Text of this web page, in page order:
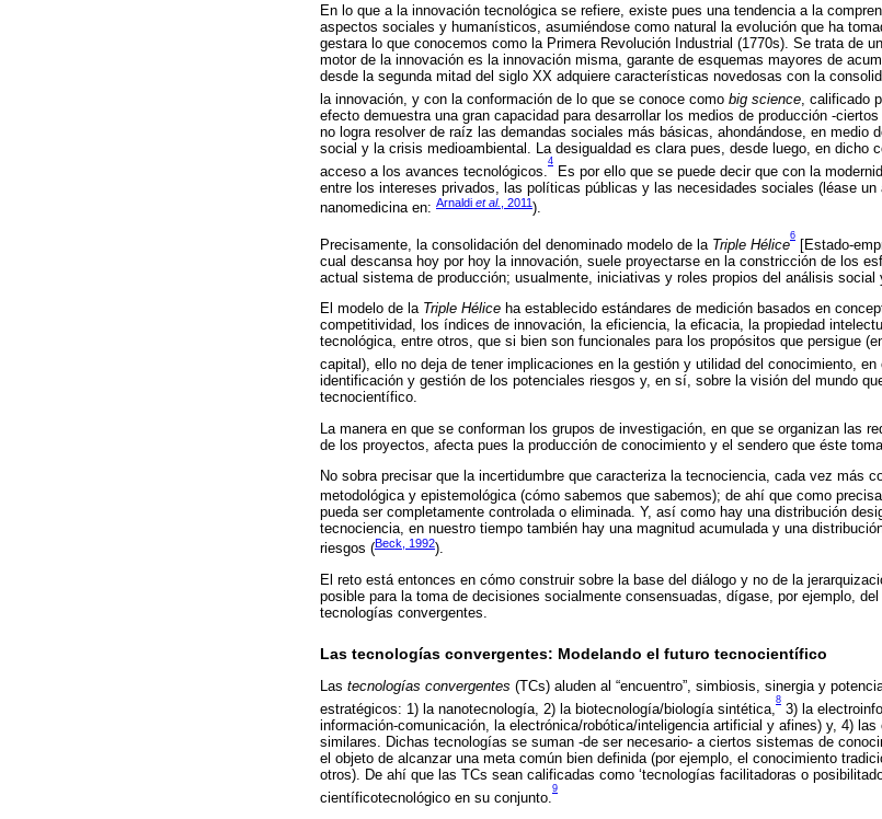
En lo que a la innovación tecnológica se refiere, existe pues una tendencia a la
aspectos sociales y humanísticos, asumiéndose como natural la evolución que ha
gestara lo que conocemos como la Primera Revolución Industrial (1770s). Se trata de
motor de la innovación es la innovación misma, garante de esquemas mayores de
desde la segunda mitad del siglo XX adquiere características novedosas con la
la innovación, y con la conformación de lo que se conoce como big science , calificado
efecto demuestra una gran capacidad para desarrollar los medios de producción -
no logra resolver de raíz las demandas sociales más básicas, ahondándose, en medio
social y la crisis medioambiental. La desigualdad es clara pues, desde luego, en dicho
acceso a los avances tecnológicos.
4
Es por ello que se puede decir que con la
entre los intereses privados, las políticas públicas y las necesidades sociales (léase
nanomedicina en: Arnaldi et al. , 2011).
Precisamente, la consolidación del denominado modelo de la Triple Hélice
6
[Estado-
cual descansa hoy por hoy la innovación, suele proyectarse en la constricción de los
actual sistema de producción; usualmente, iniciativas y roles propios del análisis social
El modelo de la Triple Hélice ha establecido estándares de medición basados en
competitividad, los índices de innovación, la eficiencia, la eficacia, la propiedad
tecnológica, entre otros, que si bien son funcionales para los propósitos que persigue
capital), ello no deja de tener implicaciones en la gestión y utilidad del conocimiento, en
identificación y gestión de los potenciales riesgos y, en sí, sobre la visión del mundo
tecnocientífico.
La manera en que se conforman los grupos de investigación, en que se organizan las
de los proyectos, afecta pues la producción de conocimiento y el sendero que éste
No sobra precisar que la incertidumbre que caracteriza la tecnociencia, cada vez más
metodológica y epistemológica (cómo sabemos que sabemos); de ahí que como
pueda ser completamente controlada o eliminada. Y, así como hay una distribución
tecnociencia, en nuestro tiempo también hay una magnitud acumulada y una
riesgos (Beck, 1992).
El reto está entonces en cómo construir sobre la base del diálogo y no de la
posible para la toma de decisiones socialmente consensuadas, dígase, por ejemplo,
tecnologías convergentes.
Las tecnologías convergentes: Modelando el futuro tecnocientífico
Las tecnologías convergentes (TCs) aluden al “encuentro”, simbiosis, sinergia y
estratégicos: 1) la nanotecnología, 2) la biotecnología/biología sintética,
8
3) la
información-comunicación, la electrónica/robótica/inteligencia artificial y afines) y, 4)
similares. Dichas tecnologías se suman -de ser necesario- a ciertos sistemas de
el objeto de alcanzar una meta común bien definida (por ejemplo, el conocimiento
otros). De ahí que las TCs sean calificadas como ‘tecnologías facilitadoras o
científicotecnológico en su conjunto.
9